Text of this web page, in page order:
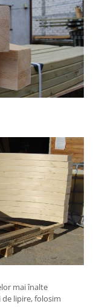
mai înalte
lipire, folosim